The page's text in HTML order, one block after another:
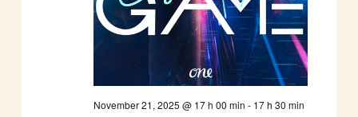
November 21, 2025 @ 17 h 00 min - 17 h 30 min